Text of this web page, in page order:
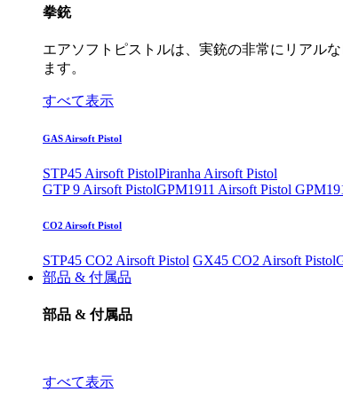
拳銃
エアソフトピストルは、実銃の非常にリアル
ます。
すべて表示
GAS Airsoft Pistol
STP45 Airsoft PistolPiranha Airsoft Pistol
GTP 9 Airsoft PistolGPM1911 Airsoft Pistol
CO2 Airsoft Pistol
STP45 CO2 Airsoft Pistol GX45 CO2 Airsoft Pistol
部品 & 付属品
部品 & 付属品
すべて表示